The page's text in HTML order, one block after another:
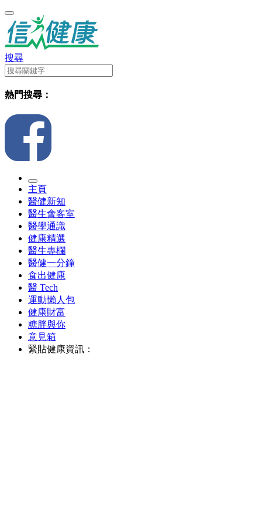
搜尋
熱門搜尋：
主頁
醫健新知
醫生會客室
醫學通識
健康精選
醫生專欄
醫健一分鐘
食出健康
醫 Tech
運動懶人包
健康財富
糖胖與你
意見箱
緊貼健康資訊：